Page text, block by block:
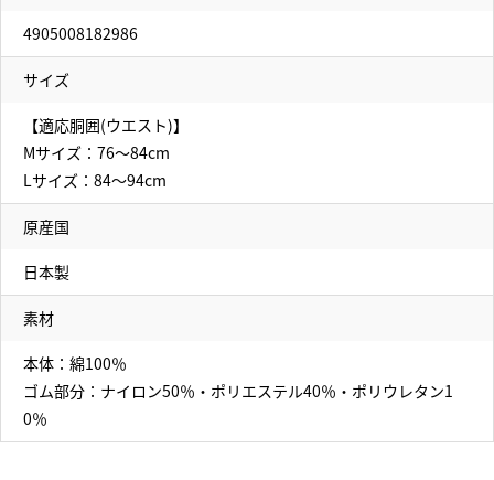
4905008182986
サイズ
【適応胴囲(ウエスト)】
Mサイズ：76～84cm
Lサイズ：84～94cm
原産国
日本製
素材
本体：綿100％
ゴム部分：ナイロン50％・ポリエステル40％・ポリウレタン1
0％